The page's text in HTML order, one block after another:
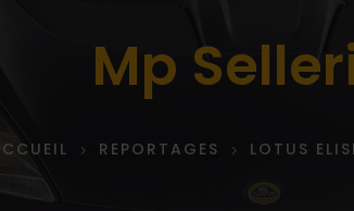
Mp
5 REPORTAGES 5 LOTUS